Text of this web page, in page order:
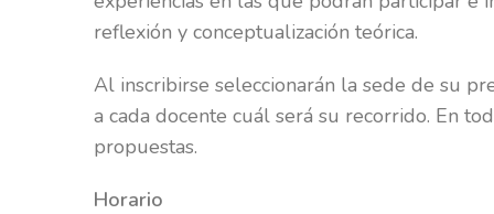
reflexión y conceptualización teórica.
Al inscribirse seleccionarán la sede de su
a cada docente cuál será su recorrido. En
propuestas.
Horario